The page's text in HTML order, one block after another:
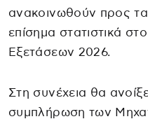
ανακοινωθούν προς τα
επίσημα στατιστικά
Εξετάσεων 2026.
Στη συνέχεια θα
συμπλήρωση των